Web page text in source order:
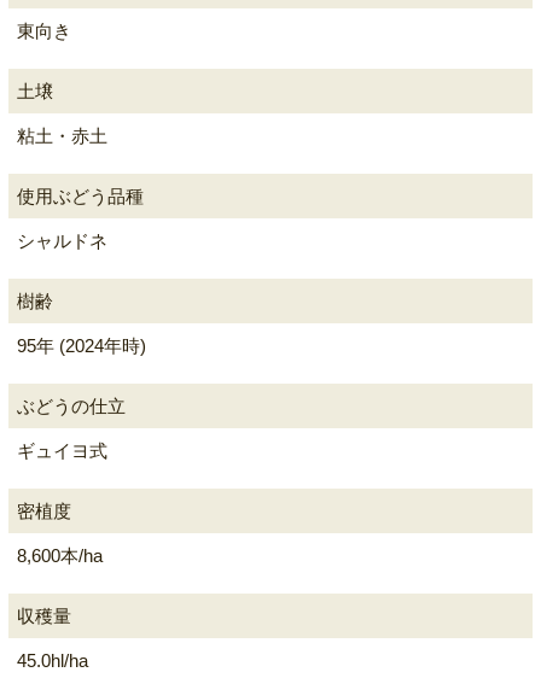
東向き
土壌
粘土・赤土
使用ぶどう品種
シャルドネ
樹齢
95年 (2024年時)
ぶどうの仕立
ギュイヨ式
密植度
8,600本/ha
収穫量
45.0hl/ha